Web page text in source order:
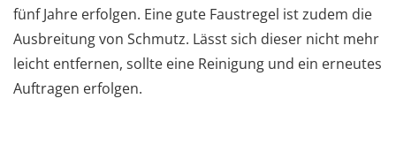
fünf Jahre erfolgen. Eine gute Faustregel ist zudem die
Ausbreitung von Schmutz. Lässt sich dieser nicht mehr
leicht entfernen, sollte eine Reinigung und ein erneutes
Auftragen erfolgen.